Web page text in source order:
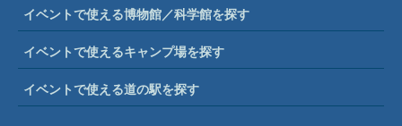
イベントで使える博物館／科学館を探す
イベントで使えるキャンプ場を探す
イベントで使える道の駅を探す